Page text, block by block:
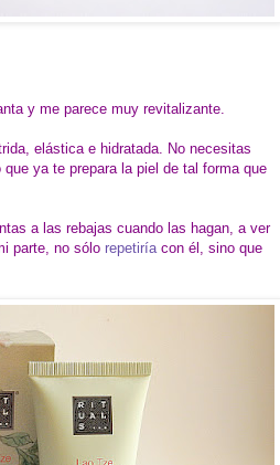
y me parece muy revitalizante.
elástica e hidratada. No necesitas
ya te prepara la piel de tal forma que
a las rebajas cuando las hagan, a ver
parte, no sólo repetiríacon él, sino que